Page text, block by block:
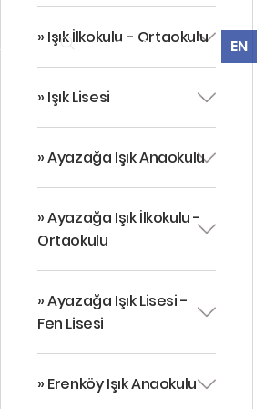
İLETIŞIM 360° Sanal Tur EN
» Işık İlkokulu - Ortaokulu
» Işık Lisesi
» Ayazağa Işık Anaokulu
» Ayazağa Işık İlkokulu -
Ortaokulu
» Ayazağa Işık Lisesi -
Fen Lisesi
» Erenköy Işık Anaokulu